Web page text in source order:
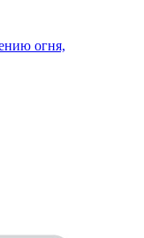
огня,